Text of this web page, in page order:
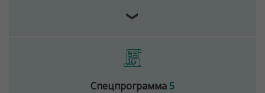
❯
Спецпрограмма5